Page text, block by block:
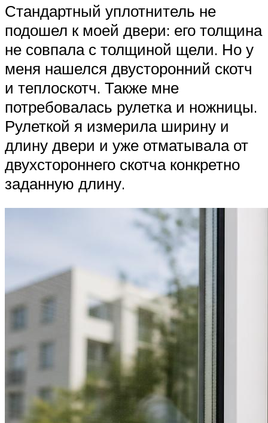
Стандартный уплотнитель не
подошел к моей двери: его толщина
не совпала с толщиной щели. Но у
меня нашелся двусторонний скотч
и теплоскотч. Также мне
потребовалась рулетка и ножницы.
Рулеткой я измерила ширину и
длину двери и уже отматывала от
двухстороннего скотча конкретно
заданную длину.